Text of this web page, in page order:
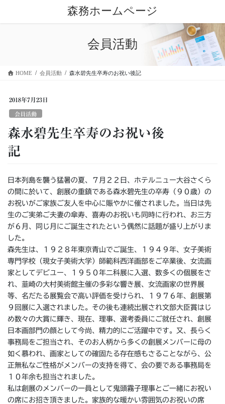
森務ホームページ
会員活動
HOME 会員活動 森水碧先生卒寿のお祝い後記
2018年7月23日
会員活動
森水碧先生卒寿のお祝い後
記
日本列島を襲う猛暑の夏、７月２２日、ホテルニュー大谷さくら
の間に於いて、創展の重鎮である森水碧先生の卒寿（９０歳）の
お祝いがご家族ご友人を中心に賑やかに催されました。当日は先
生のご実弟ご夫妻の傘寿、喜寿のお祝いも同時に行われ、お三方
が６月、同じ月にご誕生されたという偶然に話題が盛り上がりま
した。
森先生は、１９２８年東京青山でご誕生、１９４９年、女子美術
専門学校（現女子美術大学）師範科西洋画部をご卒業後、女流画
家としてデビユー、１９５０年二科展に入選、数多くの個展をさ
れ、韮崎の大村美術館主催の多彩な響き展、女流画家の世界展
等、名だたる展覧会で高い評価を受けられ、１９７６年、創展第
９回展に入選されました。その後も連続出展され文部大臣賞はじ
め数々の大賞に輝き、現在、理事、選考委員にご就任され、創展
日本画部門の顔として今尚、精力的にご活躍中です。又、長らく
事務局をご担当され、そのお人柄から多くの創展メンバーに母の
如く慕われ、画家としての確固たる存在感もさることながら、公
正無私なご性格がメンバーの支持を得て、会の要である事務局を
１０年余も担当されました。
私は創展のメンバーの一員として鬼頭霧子理事とご一緒にお祝い
の席にお招き頂きました。家族的な暖かい雰囲気のお祝いの席